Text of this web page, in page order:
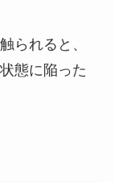
られると、
態に陥った